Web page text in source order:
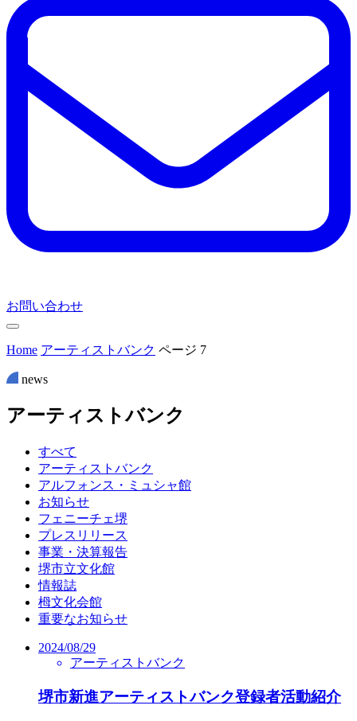
お問い合わせ
Home アーティストバンク ページ 7
news
アーティス トバンク
すべて
アーティストバンク
アルフォンス・ミュシャ館
お知らせ
フェニーチェ堺
プレスリリース
事業・決算報告
堺市立文化館
情報誌
栂文化会館
重要なお知らせ
2024/08/29
アーティストバンク
堺市新進アーティストバンク登録者活動紹介